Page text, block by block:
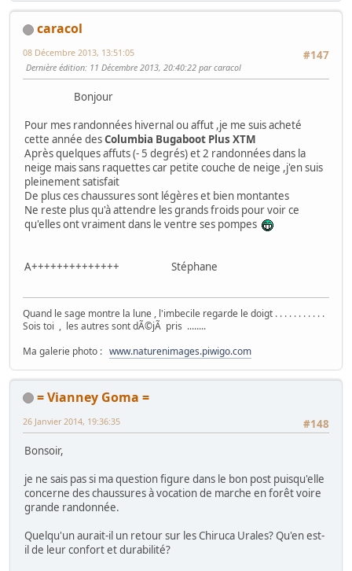
caracol
#147
08 Décembre 2013, 13:51:05
Dernière édition: 11 Décembre 2013, 20:40:22 par caracol
Bonjour
Pour mes randonnées hivernal ou affut ,je me suis acheté
cette année desColumbia Bugaboot Plus XTM
Après quelques affuts (- 5 degrés) et 2 randonnées dans la
neige mais sans raquettes car petite couche de neige ,j'en suis
pleinement satisfait
De plus ces chaussures sont légères et bien montantes
Ne reste plus qu'à attendre les grands froids pour voir ce
qu'elles ont vraiment dans le ventre ses pompes
A++++++++++++++ Stéphane
Quand le sage montre la lune , l'imbecile regarde le doigt . . . . . . . . . . .
Sois toi , les autres sont dÃ©jÃ pris ........
Ma galerie photo : www.naturenimages.piwigo.com
= Vianney Goma =
#148
26 Janvier 2014, 19:36:35
Bonsoir,
je ne sais pas si ma question figure dans le bon post puisqu'elle
concerne des chaussures à vocation de marche en forêt voire
grande randonnée.
Quelqu'un aurait-il un retour sur les Chiruca Urales? Qu'en est-
il de leur confort et durabilité?